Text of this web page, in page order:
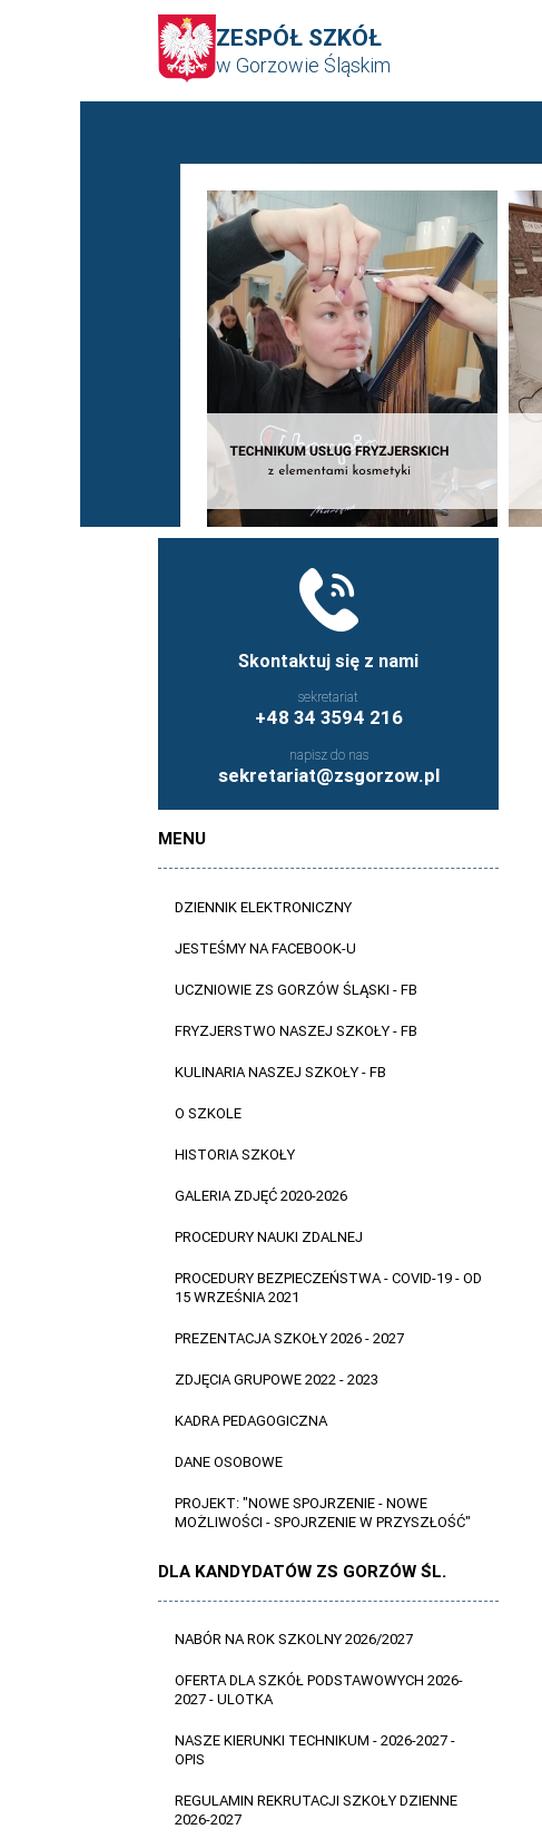
ZESPÓŁ SZKÓŁ
w Gorzowie Śląskim
Skontaktuj się z nami
sekretariat
+48 34 3594 216
napisz do nas
sekretariat@zsgorzow.pl
MENU
DZIENNIK ELEKTRONICZNY
JESTEŚMY NA FACEBOOK-U
UCZNIOWIE ZS GORZÓW ŚLĄSKI - FB
FRYZJERSTWO NASZEJ SZKOŁY - FB
KULINARIA NASZEJ SZKOŁY - FB
O SZKOLE
HISTORIA SZKOŁY
GALERIA ZDJĘĆ 2020-2026
PROCEDURY NAUKI ZDALNEJ
PROCEDURY BEZPIECZEŃSTWA - COVID-19 - OD
15 WRZEŚNIA 2021
PREZENTACJA SZKOŁY 2026 - 2027
ZDJĘCIA GRUPOWE 2022 - 2023
KADRA PEDAGOGICZNA
DANE OSOBOWE
PROJEKT: "NOWE SPOJRZENIE - NOWE
MOŻLIWOŚCI - SPOJRZENIE W PRZYSZŁOŚĆ"
DLA KANDYDATÓW ZS GORZÓW ŚL.
NABÓR NA ROK SZKOLNY 2026/2027
OFERTA DLA SZKÓŁ PODSTAWOWYCH 2026-
2027 - ULOTKA
NASZE KIERUNKI TECHNIKUM - 2026-2027 -
OPIS
REGULAMIN REKRUTACJI SZKOŁY DZIENNE
2026-2027